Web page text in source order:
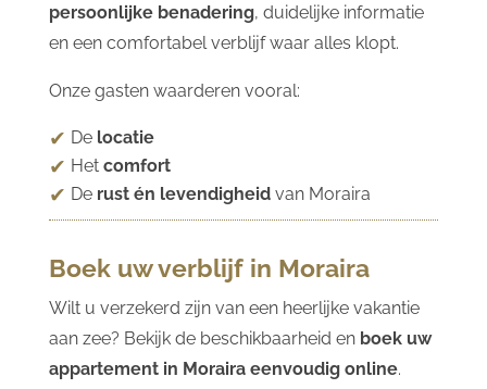
persoonlijke benadering, duidelijke informatie
en een comfortabel verblijf waar alles klopt.
Onze gasten waarderen vooral:
De locatie
Het comfort
De rust én levendigheidvan Moraira
Boek uw verblijf in Moraira
Wilt u verzekerd zijn van een heerlijke vakantie
aan zee? Bekijk de beschikbaarheid en boek uw
appartement in Moraira eenvoudig online.